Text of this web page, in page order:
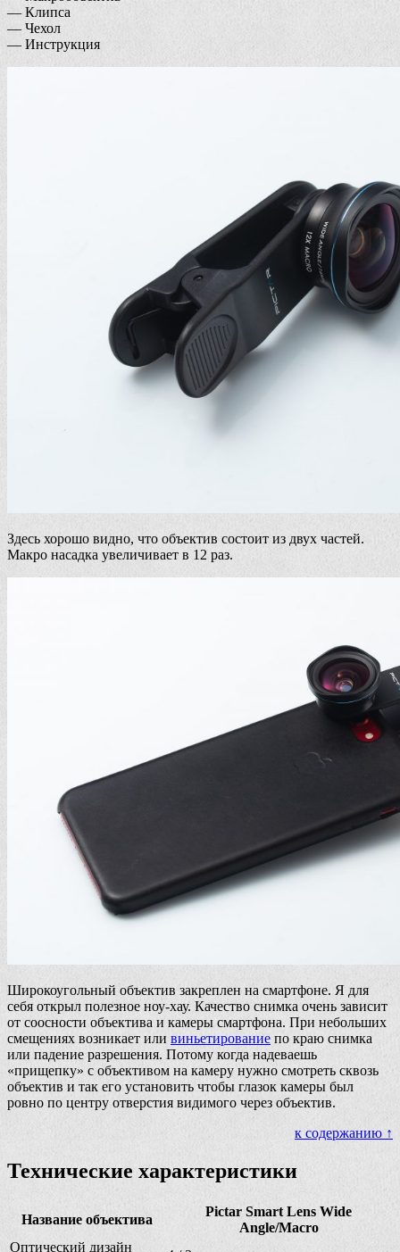
— Клипса
— Чехол
— Инструкция
Здесь хорошо видно, что объектив состоит из двух частей.
Макро насадка увеличивает в 12 раз.
Широкоугольный объектив закреплен на смартфоне. Я для
себя открыл полезное ноу-хау. Качество снимка очень зависит
от соосности объектива и камеры смартфона. При небольших
смещениях возникает или виньетирование по краю снимка
или падение разрешения. Потому когда надеваешь
«прищепку» с объективом на камеру нужно смотреть сквозь
объектив и так его установить чтобы глазок камеры был
ровно по центру отверстия видимого через объектив.
к содержанию ↑
Технические характеристики
Название объектива
Pictar Smart Lens Wide
Angle/Macro
Оптический дизайн